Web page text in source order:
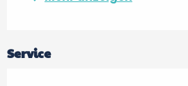
Service